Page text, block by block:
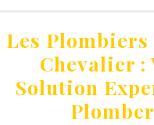
Les Plombiers
Chevalier :
Solution